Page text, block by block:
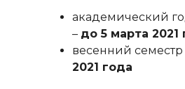
академический
– до 5 марта 2021
весенний
2021 года